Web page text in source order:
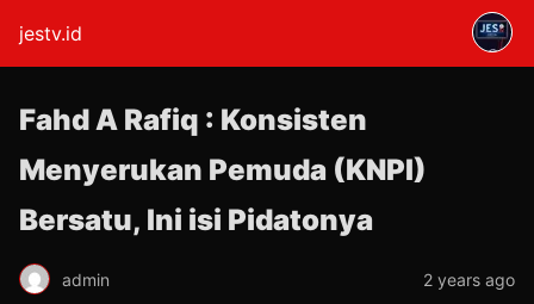
jestv.id
Fahd A Rafiq : Konsisten
Menyerukan Pemuda (KNPI)
Bersatu, Ini isi Pidatonya
admin 2 years ago